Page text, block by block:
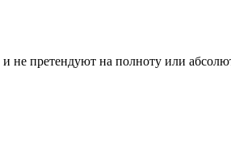
претендуют на полноту или